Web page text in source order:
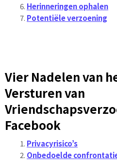
Herinneringen ophalen
Potentiële verzoening
Vier Nadelen van
Versturen van
Facebook
Privacyrisico’s
Onbedoelde